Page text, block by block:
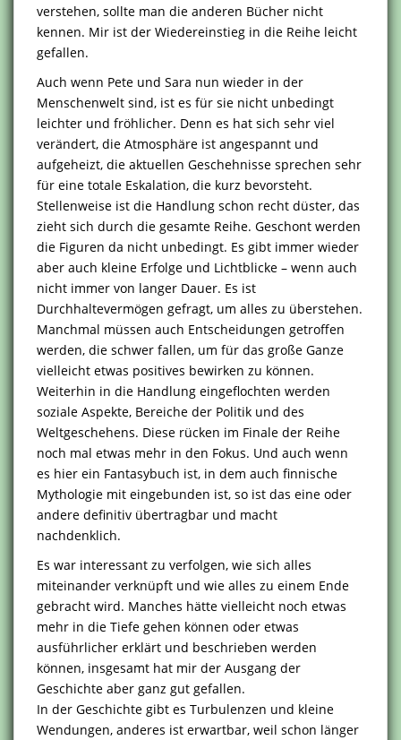
verstehen, sollte man die anderen Bücher nicht
kennen. Mir ist der Wiedereinstieg in die Reihe leicht
gefallen.
Auch wenn Pete und Sara nun wieder in der
Menschenwelt sind, ist es für sie nicht unbedingt
leichter und fröhlicher. Denn es hat sich sehr viel
verändert, die Atmosphäre ist angespannt und
aufgeheizt, die aktuellen Geschehnisse sprechen sehr
für eine totale Eskalation, die kurz bevorsteht.
Stellenweise ist die Handlung schon recht düster, das
zieht sich durch die gesamte Reihe. Geschont werden
die Figuren da nicht unbedingt. Es gibt immer wieder
aber auch kleine Erfolge und Lichtblicke – wenn auch
nicht immer von langer Dauer. Es ist
Durchhaltevermögen gefragt, um alles zu überstehen.
Manchmal müssen auch Entscheidungen getroffen
werden, die schwer fallen, um für das große Ganze
vielleicht etwas positives bewirken zu können.
Weiterhin in die Handlung eingeflochten werden
soziale Aspekte, Bereiche der Politik und des
Weltgeschehens. Diese rücken im Finale der Reihe
noch mal etwas mehr in den Fokus. Und auch wenn
es hier ein Fantasybuch ist, in dem auch finnische
Mythologie mit eingebunden ist, so ist das eine oder
andere definitiv übertragbar und macht
nachdenklich.
Es war interessant zu verfolgen, wie sich alles
miteinander verknüpft und wie alles zu einem Ende
gebracht wird. Manches hätte vielleicht noch etwas
mehr in die Tiefe gehen können oder etwas
ausführlicher erklärt und beschrieben werden
können, insgesamt hat mir der Ausgang der
Geschichte aber ganz gut gefallen.
In der Geschichte gibt es Turbulenzen und kleine
Wendungen, anderes ist erwartbar, weil schon länger